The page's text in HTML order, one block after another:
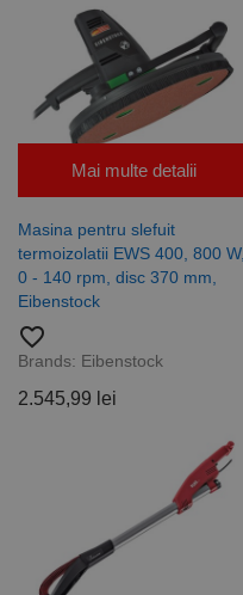
Mai multe detalii
Masina pentru slefuit
termoizolatii EWS 400, 800 W,
0 - 140 rpm, disc 370 mm,
Eibenstock
favorite_border
Brands: Eibenstock
2.545,99 lei